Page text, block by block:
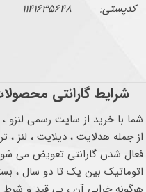
کدپستی: ۱۱۴۱۶۳۵۶۴۸
شرایط گارانتی
شما با خرید از سایت رسمی
از جمله هدلایت ، دیلایت ، لنز
فعال شدن گارانتی تعویض می
اتوماتیک بین یک تا دو سال ،